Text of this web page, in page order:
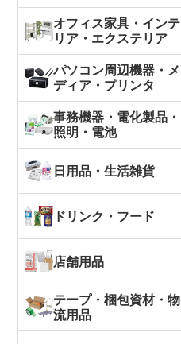
オフィス家具・インテ
リア・エクステリア
パソコン周辺機器・メ
ディア・プリンタ
事務機器・電化製品・
照明・電池
日用品・生活雑貨
ドリンク・フード
店舗用品
テープ・梱包資材・物
流用品